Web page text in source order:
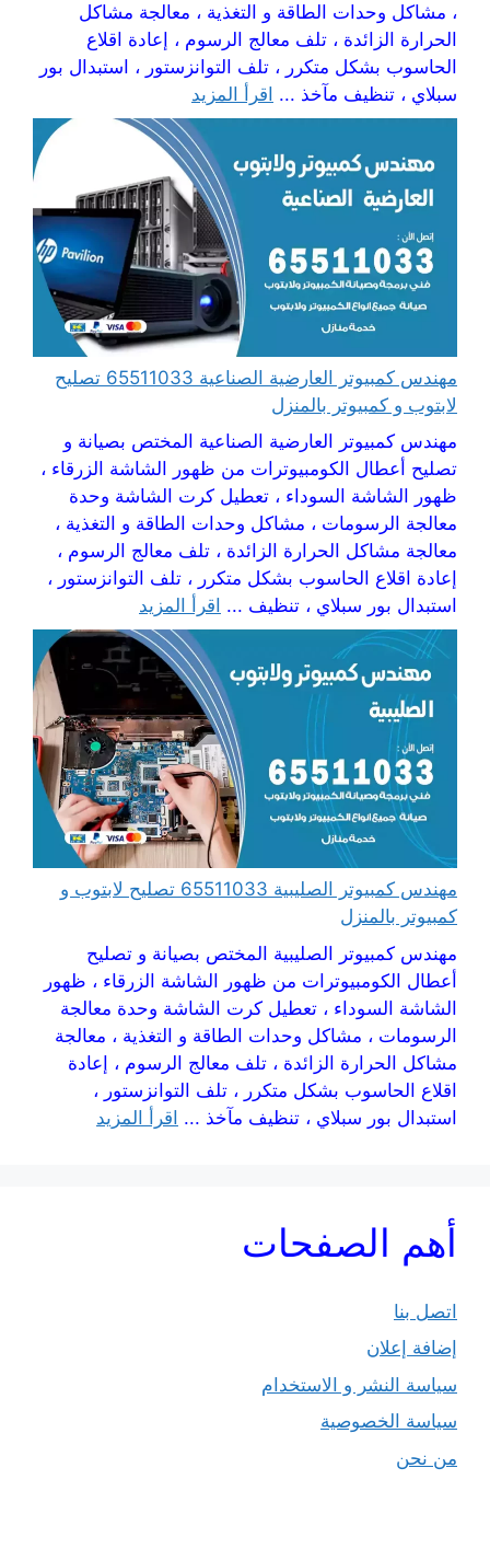
، مشاكل وحدات الطاقة و التغذية ، معالجة مشاكل
الحرارة الزائدة ، تلف معالج الرسوم ، إعادة اقلاع
الحاسوب بشكل متكرر ، تلف التوانزستور ، استبدال بور
سبلاي ، تنظيف مآخذ ... اقرأ المزيد
مهندس كمبيوتر العارضية الصناعية 65511033 تصليح
لابتوب و كمبيوتر بالمنزل
مهندس كمبيوتر العارضية الصناعية المختص بصيانة و
تصليح أعطال الكومبيوترات من ظهور الشاشة الزرقاء ،
ظهور الشاشة السوداء ، تعطيل كرت الشاشة وحدة
معالجة الرسومات ، مشاكل وحدات الطاقة و التغذية ،
معالجة مشاكل الحرارة الزائدة ، تلف معالج الرسوم ،
إعادة اقلاع الحاسوب بشكل متكرر ، تلف التوانزستور ،
استبدال بور سبلاي ، تنظيف ... اقرأ المزيد
مهندس كمبيوتر الصليبية 65511033 تصليح لابتوب و
كمبيوتر بالمنزل
مهندس كمبيوتر الصليبية المختص بصيانة و تصليح
أعطال الكومبيوترات من ظهور الشاشة الزرقاء ، ظهور
الشاشة السوداء ، تعطيل كرت الشاشة وحدة معالجة
الرسومات ، مشاكل وحدات الطاقة و التغذية ، معالجة
مشاكل الحرارة الزائدة ، تلف معالج الرسوم ، إعادة
اقلاع الحاسوب بشكل متكرر ، تلف التوانزستور ،
استبدال بور سبلاي ، تنظيف مآخذ ... اقرأ المزيد
أهم الصفحات
اتصل بنا
إضافة إعلان
سياسة النشر و الاستخدام
سياسة الخصوصية
من نحن